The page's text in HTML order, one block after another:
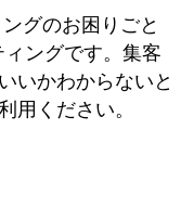
グのお困りごと
ングです。集客
いかわからないと
用ください。